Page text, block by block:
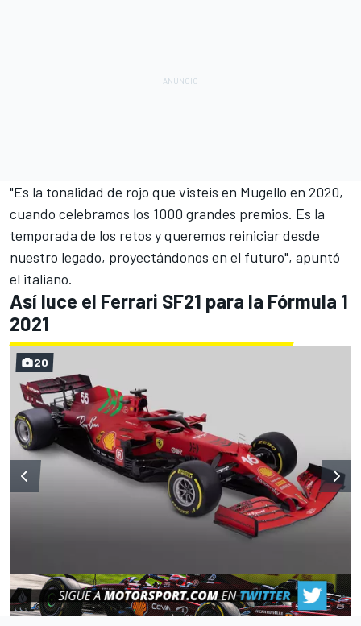
"Es la tonalidad de rojo que visteis en Mugello en 2020,
cuando celebramos los 1000 grandes premios. Es la
temporada de los retos y queremos reiniciar desde
nuestro legado, proyectándonos en el futuro", apuntó
el italiano.
Así luce el Ferrari SF21 para la Fórmula 1
2021
20